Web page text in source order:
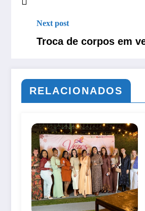
Next post
Troca de corpos em
RELACIONADOS